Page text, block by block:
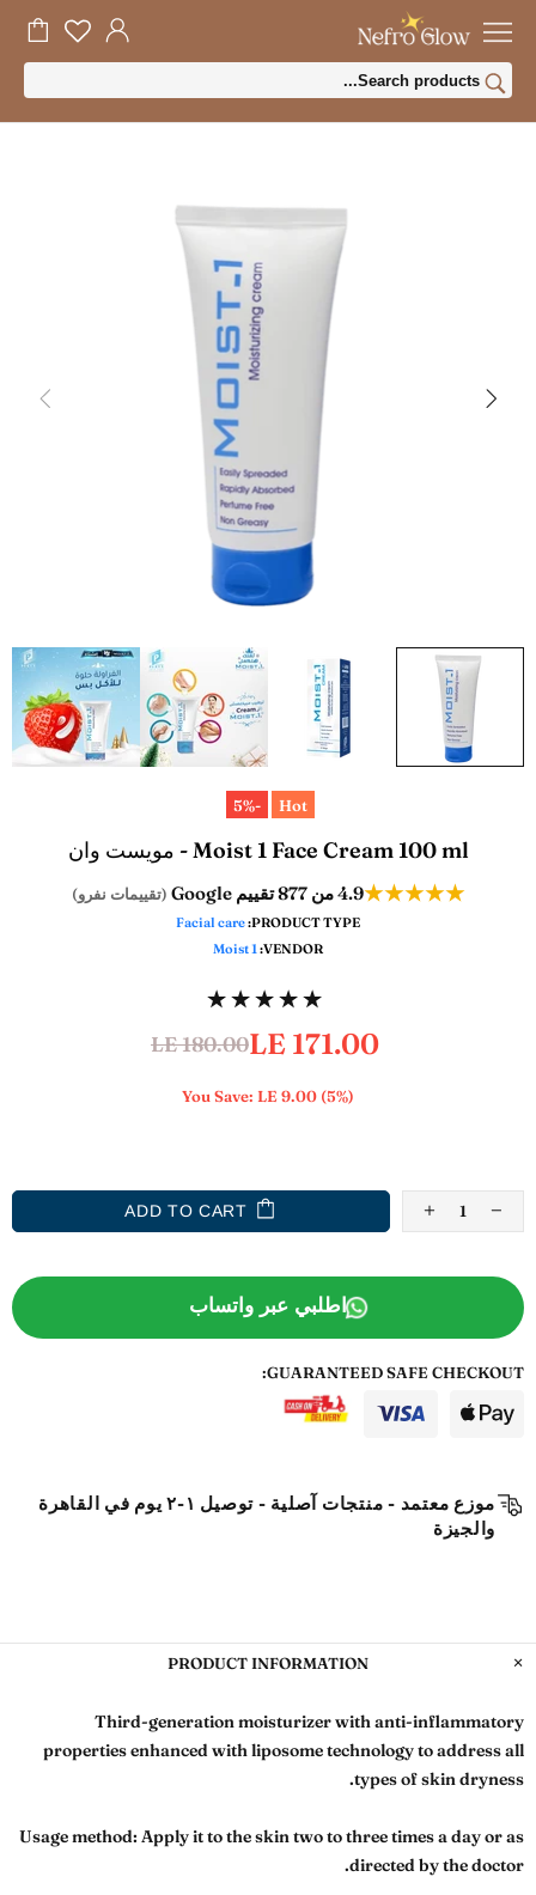
Hot
-5%
Moist 1 Face Cream 100 ml - مويست وان
★★★★★
4.9من 877 تقييم Google (تقييمات نفرو)
PRODUCT TYPE:
Facial care
VENDOR:
Moist 1
LE 180.00LE 171.00
You Save: LE 9.00 (5%)
ADD TO CART
اطلبي عبر واتساب
GUARANTEED SAFE CHECKOUT:
موزع معتمد - منتجات آصلية - توصيل ١-٢ يوم في القاهرة
والجيزة
PRODUCT INFORMATION
Third-generation moisturizer with anti-inflammatory
properties enhanced with liposome technology to address all
types of skin dryness.
Usage method: Apply it to the skin two to three times a day or as
directed by the doctor.